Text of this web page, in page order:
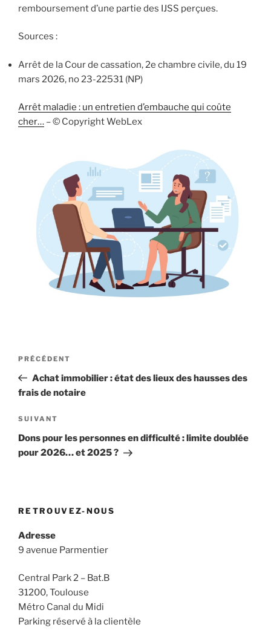
remboursement d’une partie des IJSS perçues.
Sources :
Arrêt de la Cour de cassation, 2e chambre civile, du 19
mars 2026, no 23-22531 (NP)
Arrêt maladie : un entretien d’embauche qui coûte
cher… – © Copyright WebLex
Navigation
l’article
Article
précédent
PRÉCÉDENT
Achat immobilier : état des lieux des hausses des
frais de notaire
Article
suivant
SUIVANT
Dons pour les personnes en difficulté : limite doublée
pour 2026… et 2025 ?
RETROUVEZ-NOUS
Adresse
9 avenue Parmentier
Central Park 2 – Bat.B
31200, Toulouse
Métro Canal du Midi
Parking réservé à la clientèle